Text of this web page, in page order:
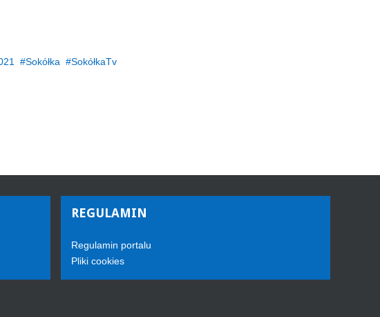
Sokółka
SokółkaTv
REGULAMIN
Regulamin portalu
Pliki cookies